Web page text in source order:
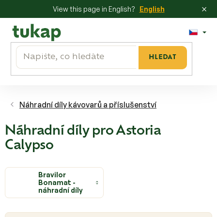
View this page in English? English ×
obsah
HLEDAT
Náhradní díly kávovarů a příslušenství
Náhradní díly pro Astoria
Calypso
Bravilor
Bonamat -
náhradní díly